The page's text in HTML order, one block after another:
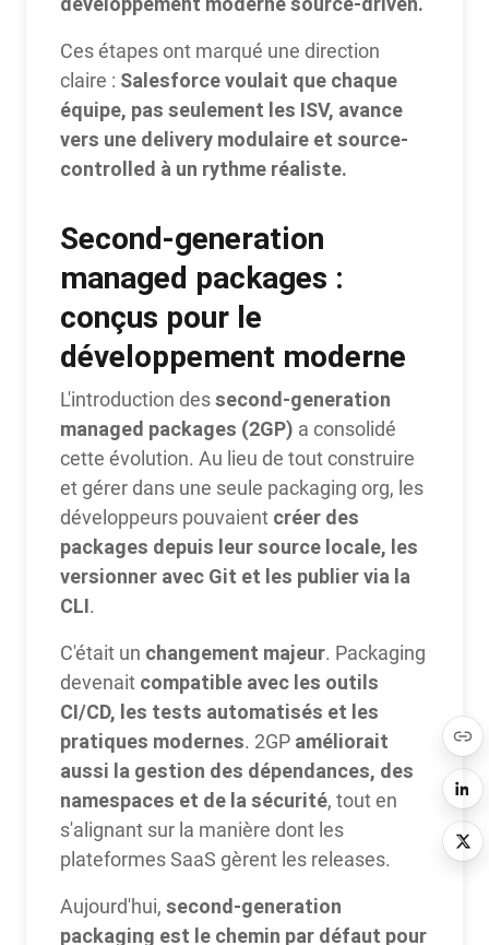
Ces étapes ont marqué une direction
claire : Salesforce voulait que chaque
équipe, pas seulement les ISV, avance
vers une delivery modulaire et source-
controlled à un rythme réaliste.
Second-generation
managed packages :
conçus pour le
développement moderne
L'introduction dessecond-generation
managed packages (2GP) a consolidé
cette évolution. Au lieu de tout construire
et gérer dans une seule packaging org, les
développeurs pouvaient créer des
packages depuis leur source locale, les
versionner avec Git et les publier via la
CLI.
C'était un changement majeur. Packaging
devenait compatible avec les outils
CI/CD, les tests automatisés et les
pratiques modernes. 2GP améliorait
aussi la gestion des dépendances, des
namespaces et de la sécurité, tout en
s'alignant sur la manière dont les
plateformes SaaS gèrent les releases.
Aujourd'hui, second-generation
packaging est le chemin par défaut pour